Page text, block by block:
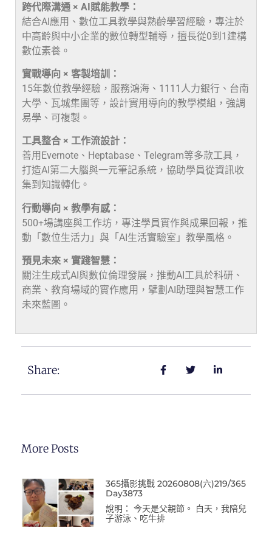
跨代際溝通 × AI賦能教學：
結合AI應用、數位工具教學與熟齡學習經驗，專注於
中高齡與中小企業的數位轉型輔導，擅長從0到1建構
數位素養。
實戰導向 × 客製培訓：
15年數位教學經驗，服務鴻海、1111人力銀行、台南
大學、瓦城集團等，設計實用導向的教學模組，強調
易學、可複製。
工具整合 × 工作流設計：
善用Evernote、Heptabase、Telegram等多款工具，
打造AI第二大腦與一元筆記系統，協助學員從資訊收
集到知識轉化。
行動導向 × 教學有感：
500+場講座與工作坊，專注學員實作與成果回報，推
動「數位生活力」與「AI生活實驗室」教學風格。
預見未來 × 實踐智慧：
關注生成式AI與數位倫理發展，推動AI工具於科研、
商業、教育場域的實作應用，擘劃AI助理與智慧工作
未來藍圖。
Share:
More Posts
365攝影挑戰 20260808(六)219/365
Day3873
說明： 今天是父親節。 白天，我陪兒
子游泳、吃牛排